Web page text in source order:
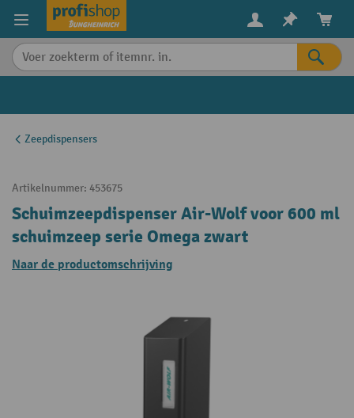
content
Zeepdispensers
Artikelnummer: 453675
Schuimzeepdispenser Air-Wolf voor 600 ml
schuimzeep serie Omega zwart
Naar de productomschrijving